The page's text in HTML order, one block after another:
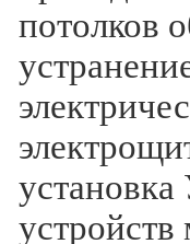
потолков
устройств